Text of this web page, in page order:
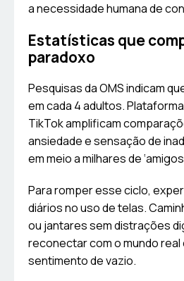
a necessidade humana de
Estatísticas que
paradoxo
Pesquisas da OMS indicam
em cada 4 adultos.
TikTok amplificam
ansiedade e sensação de
em meio a milhares de
Para romper esse ciclo,
diários no uso de telas.
ou jantares sem distrações
reconectar com o mundo real
sentimento de vazio.